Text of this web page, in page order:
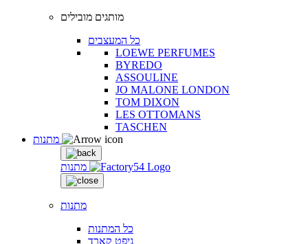
מותגים מובילים
כל המעצבים
LOEWE PERFUMES
BYREDO
ASSOULINE
JO MALONE LONDON
TOM DIXON
LES OTTOMANS
TASCHEN
מתנות
מתנות
כל המתנות
גיפט קארד